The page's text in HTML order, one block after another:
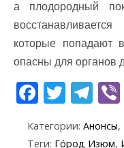
а плодородный
которые
опасны для органов
F
e
T
itt
T
e
Категории: Анонсы,
Теги: Го́род Изюм,